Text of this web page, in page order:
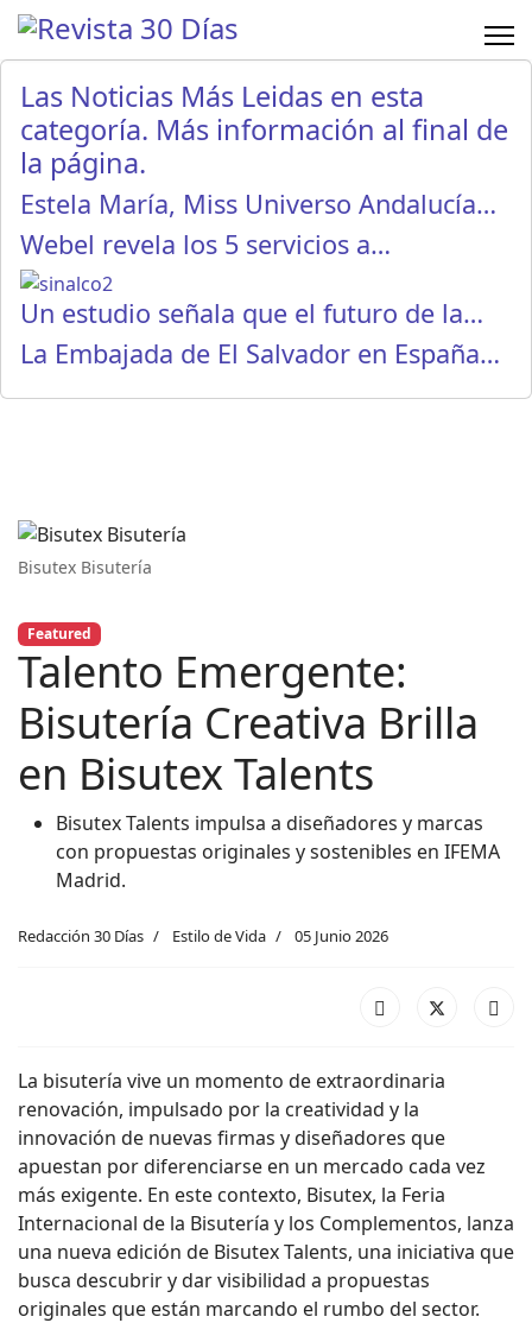
Las Noticias Más Leidas en esta
categoría. Más información al final de
la página.
Estela María, Miss Universo Andalucía…
Webel revela los 5 servicios a…
Un estudio señala que el futuro de la…
La Embajada de El Salvador en España…
Bisutex Bisutería
Featured
Talento Emergente:
Bisutería Creativa Brilla
en Bisutex Talents
Bisutex Talents impulsa a diseñadores y marcas
con propuestas originales y sostenibles en IFEMA
Madrid.
Redacción 30 Días Estilo de Vida 05 Junio 2026
La bisutería vive un momento de extraordinaria
renovación, impulsado por la creatividad y la
innovación de nuevas firmas y diseñadores que
apuestan por diferenciarse en un mercado cada vez
más exigente. En este contexto, Bisutex, la Feria
Internacional de la Bisutería y los Complementos, lanza
una nueva edición de Bisutex Talents, una iniciativa que
busca descubrir y dar visibilidad a propuestas
originales que están marcando el rumbo del sector.